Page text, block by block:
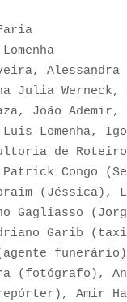
Alessandra
Julia Werneck,
João Ademir,
Lomenha,
de
Congo
(Jéssica),
Gagliasso
Garib
(fotógrafo),
Amir